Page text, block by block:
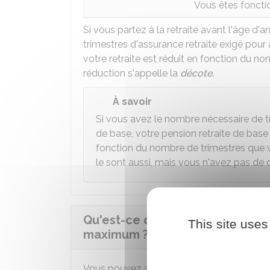
Vous êtes
Si vous partez à la retraite avant l'âge
trimestres d'assurance retraite exigé
votre retraite est réduit en fonction du
réduction s'appelle la décote.
À savoir
Si vous avez le nombre nécessaire de
de base, votre pension retraite de
fonction du nombre de trimestres que
le sont aussi, mais vous n'avez pas de
Qu'est-ce qu'une retraite de
maximum ?
This site